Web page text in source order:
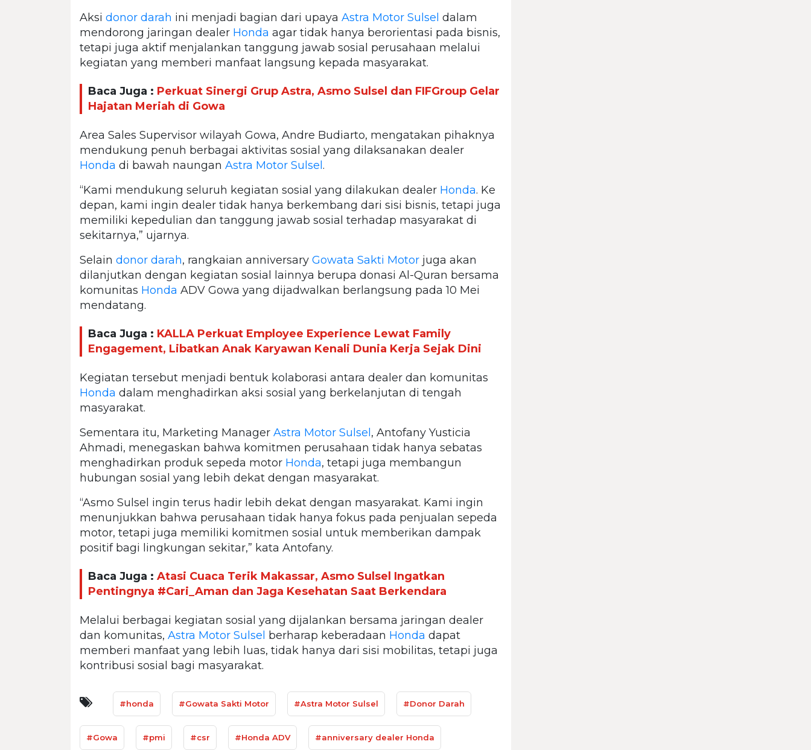
Aksi donor darah ini menjadi bagian dari upaya Astra Motor Sulsel dalam
mendorong jaringan dealer Honda agar tidak hanya berorientasi pada bisnis,
tetapi juga aktif menjalankan tanggung jawab sosial perusahaan melalui
kegiatan yang memberi manfaat langsung kepada masyarakat.
Baca Juga : Perkuat Sinergi Grup Astra, Asmo Sulsel dan FIFGroup Gelar
Hajatan Meriah di Gowa
Area Sales Supervisor wilayah Gowa, Andre Budiarto, mengatakan pihaknya
mendukung penuh berbagai aktivitas sosial yang dilaksanakan dealer
Honda di bawah naungan Astra Motor Sulsel.
“Kami mendukung seluruh kegiatan sosial yang dilakukan dealer Honda. Ke
depan, kami ingin dealer tidak hanya berkembang dari sisi bisnis, tetapi juga
memiliki kepedulian dan tanggung jawab sosial terhadap masyarakat di
sekitarnya,” ujarnya.
Selain donor darah, rangkaian anniversary Gowata Sakti Motor juga akan
dilanjutkan dengan kegiatan sosial lainnya berupa donasi Al-Quran bersama
komunitas Honda ADV Gowa yang dijadwalkan berlangsung pada 10 Mei
mendatang.
Baca Juga : KALLA Perkuat Employee Experience Lewat Family
Engagement, Libatkan Anak Karyawan Kenali Dunia Kerja Sejak Dini
Kegiatan tersebut menjadi bentuk kolaborasi antara dealer dan komunitas
Honda dalam menghadirkan aksi sosial yang berkelanjutan di tengah
masyarakat.
Sementara itu, Marketing Manager Astra Motor Sulsel, Antofany Yusticia
Ahmadi, menegaskan bahwa komitmen perusahaan tidak hanya sebatas
menghadirkan produk sepeda motor Honda, tetapi juga membangun
hubungan sosial yang lebih dekat dengan masyarakat.
“Asmo Sulsel ingin terus hadir lebih dekat dengan masyarakat. Kami ingin
menunjukkan bahwa perusahaan tidak hanya fokus pada penjualan sepeda
motor, tetapi juga memiliki komitmen sosial untuk memberikan dampak
positif bagi lingkungan sekitar,” kata Antofany.
Baca Juga : Atasi Cuaca Terik Makassar, Asmo Sulsel Ingatkan
Pentingnya #Cari_Aman dan Jaga Kesehatan Saat Berkendara
Melalui berbagai kegiatan sosial yang dijalankan bersama jaringan dealer
dan komunitas, Astra Motor Sulsel berharap keberadaan Honda dapat
memberi manfaat yang lebih luas, tidak hanya dari sisi mobilitas, tetapi juga
kontribusi sosial bagi masyarakat.
#honda #Gowata Sakti Motor #Astra Motor Sulsel #Donor Darah
#Gowa #pmi #csr #Honda ADV #anniversary dealer Honda